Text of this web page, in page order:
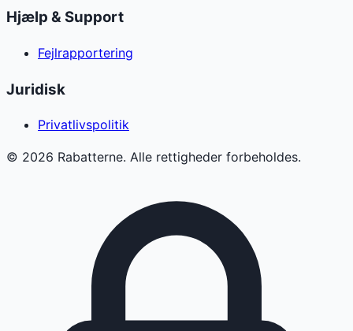
Hjælp & Support
Fejlrapportering
Juridisk
Privatlivspolitik
© 2026 Rabatterne. Alle rettigheder forbeholdes.